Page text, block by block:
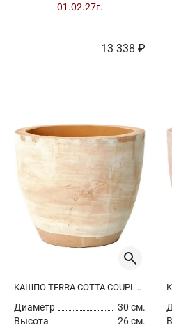
01.02.27г.
13 338 ₽
КАШПО TERRA COTTA COUPLE EXTRA
Диаметр
30 см.
Высота
26 см.